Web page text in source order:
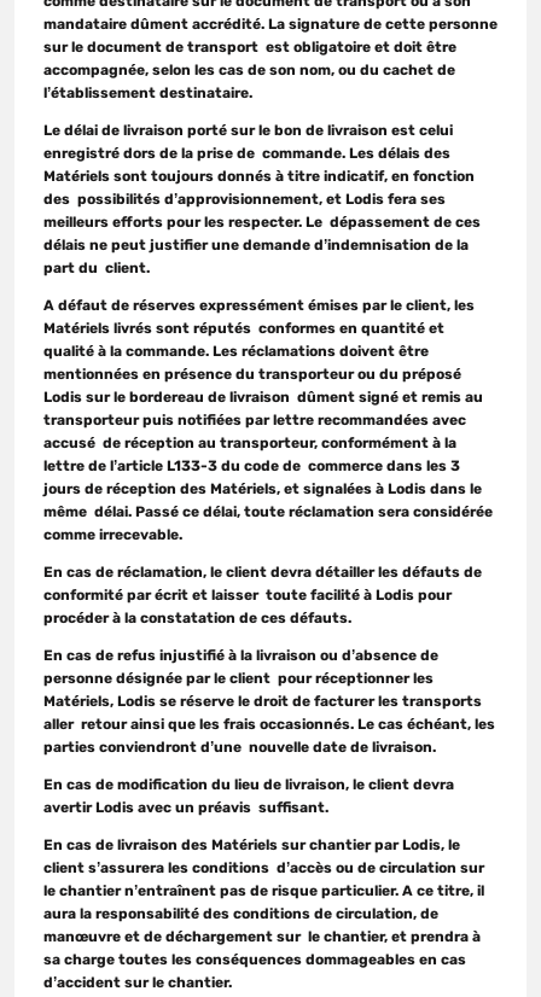
mandataire dûment accrédité. La signature de cette personne
sur le document de transport est obligatoire et doit être
accompagnée, selon les cas de son nom, ou du cachet de
l’établissement destinataire.
Le délai de livraison porté sur le bon de livraison est celui
enregistré dors de la prise de commande. Les délais des
Matériels sont toujours donnés à titre indicatif, en fonction
des possibilités d’approvisionnement, et Lodis fera ses
meilleurs efforts pour les respecter. Le dépassement de ces
délais ne peut justifier une demande d’indemnisation de la
part du client.
A défaut de réserves expressément émises par le client, les
Matériels livrés sont réputés conformes en quantité et
qualité à la commande. Les réclamations doivent être
mentionnées en présence du transporteur ou du préposé
Lodis sur le bordereau de livraison dûment signé et remis au
transporteur puis notifiées par lettre recommandées avec
accusé de réception au transporteur, conformément à la
lettre de l’article L133-3 du code de commerce dans les 3
jours de réception des Matériels, et signalées à Lodis dans le
même délai. Passé ce délai, toute réclamation sera considérée
comme irrecevable.
En cas de réclamation, le client devra détailler les défauts de
conformité par écrit et laisser toute facilité à Lodis pour
procéder à la constatation de ces défauts.
En cas de refus injustifié à la livraison ou d’absence de
personne désignée par le client pour réceptionner les
Matériels, Lodis se réserve le droit de facturer les transports
aller retour ainsi que les frais occasionnés. Le cas échéant, les
parties conviendront d’une nouvelle date de livraison.
En cas de modification du lieu de livraison, le client devra
avertir Lodis avec un préavis suffisant.
En cas de livraison des Matériels sur chantier par Lodis, le
client s’assurera les conditions d’accès ou de circulation sur
le chantier n’entraînent pas de risque particulier. A ce titre, il
aura la responsabilité des conditions de circulation, de
manœuvre et de déchargement sur le chantier, et prendra à
sa charge toutes les conséquences dommageables en cas
d’accident sur le chantier.